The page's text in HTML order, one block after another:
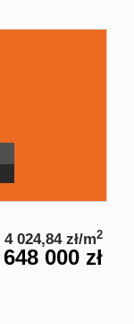
Zgłoszenia
Usługi
4 024,84 zł/m2
648 000 zł